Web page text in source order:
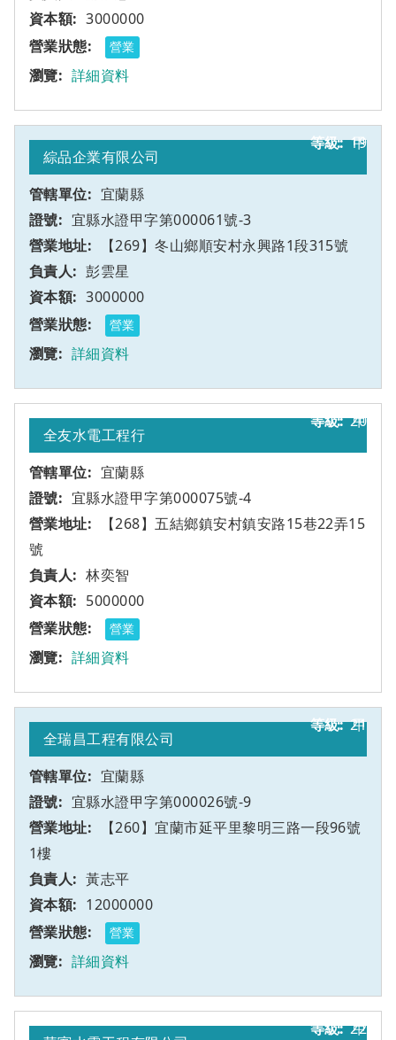
3000000
營業
詳細資料
19
綜品企業有限公司
宜蘭縣
宜縣水證甲字第000061號-3
【269】冬山鄉順安村永興路1段315號
甲
彭雲星
3000000
營業
詳細資料
20
全友水電工程行
宜蘭縣
宜縣水證甲字第000075號-4
【268】五結鄉鎮安村鎮安路15巷22弄15
號
甲
林奕智
5000000
營業
詳細資料
21
全瑞昌工程有限公司
宜蘭縣
宜縣水證甲字第000026號-9
【260】宜蘭市延平里黎明三路一段96號
1樓
甲
黃志平
12000000
營業
詳細資料
22
甲